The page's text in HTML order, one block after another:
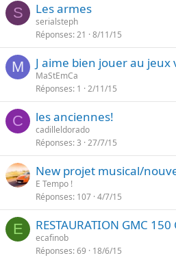
S Les armes
serialsteph
Réponses 21 8/11/15
M J aime bien jouer au jeux
MaStEmCa
Réponses 1 2/11/15
C les anciennes!
cadilleldorado
Réponses 3 27/7/15
New projet musical/
E Tempo !
Réponses 107 4/7/15
E RESTAURATION GMC 150
ecafinob
Réponses 69 18/6/15